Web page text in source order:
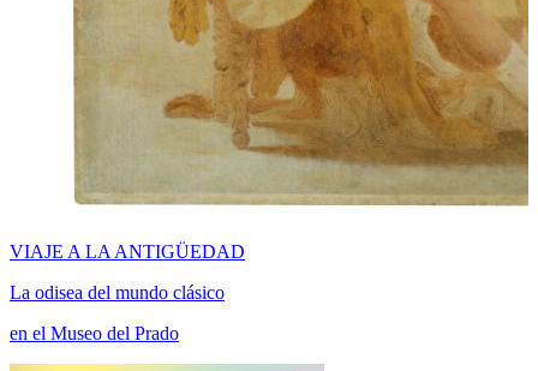
VIAJE A LA ANTIGÜEDAD
La odisea del mundo clásico
en el Museo del Prado